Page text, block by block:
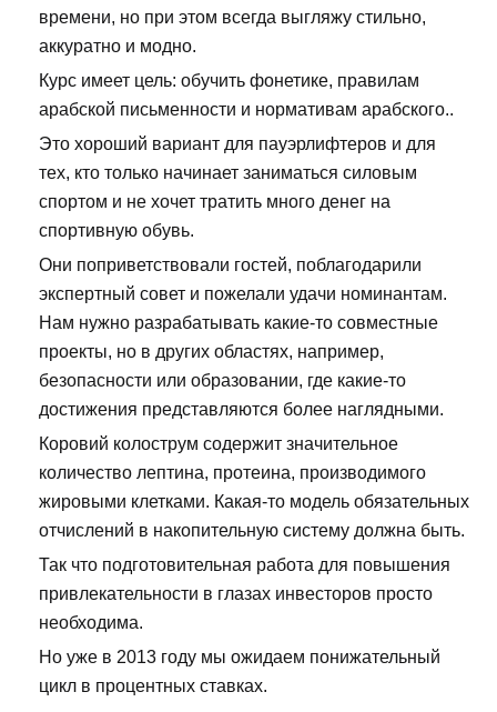
времени, но при этом всегда выгляжу стильно,
аккуратно и модно.
Курс имеет цель: обучить фонетике, правилам
арабской письменности и нормативам арабского..
Это хороший вариант для пауэрлифтеров и для
тех, кто только начинает заниматься силовым
спортом и не хочет тратить много денег на
спортивную обувь.
Они поприветствовали гостей, поблагодарили
экспертный совет и пожелали удачи номинантам.
Нам нужно разрабатывать какие-то совместные
проекты, но в других областях, например,
безопасности или образовании, где какие-то
достижения представляются более наглядными.
Коровий колострум содержит значительное
количество лептина, протеина, производимого
жировыми клетками. Какая-то модель обязательных
отчислений в накопительную систему должна быть.
Так что подготовительная работа для повышения
привлекательности в глазах инвесторов просто
необходима.
Но уже в 2013 году мы ожидаем понижательный
цикл в процентных ставках.